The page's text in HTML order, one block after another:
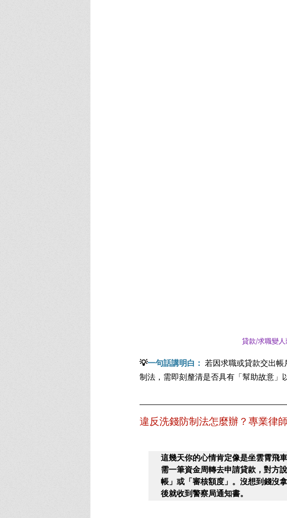
貸款/求職變
💡一句話講明白： 若因求職或貸款交出
制法，需即刻釐清是否具有「幫助故意」
違反洗錢防制法怎麼辦？專業律
這幾天你的心情肯定像是坐雲霄飛
需一筆資金周轉去申請貸款，對方
帳」或「審核額度」。沒想到錢沒
後就收到警察局通知書。